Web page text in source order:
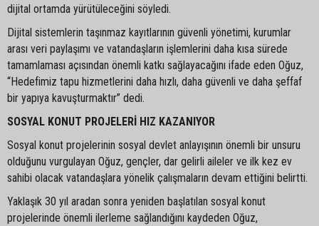
dijital ortamda yürütüleceğini söyledi.
Dijital sistemlerin taşınmaz kayıtlarının güvenli yönetimi, kurumlar
arası veri paylaşımı ve vatandaşların işlemlerini daha kısa sürede
tamamlaması açısından önemli katkı sağlayacağını ifade eden Oğuz,
“Hedefimiz tapu hizmetlerini daha hızlı, daha güvenli ve daha şeffaf
bir yapıya kavuşturmaktır” dedi.
SOSYAL KONUT PROJELERİ HIZ KAZANIYOR
Sosyal konut projelerinin sosyal devlet anlayışının önemli bir unsuru
olduğunu vurgulayan Oğuz, gençler, dar gelirli aileler ve ilk kez ev
sahibi olacak vatandaşlara yönelik çalışmaların devam ettiğini belirtti.
Yaklaşık 30 yıl aradan sonra yeniden başlatılan sosyal konut
projelerinde önemli ilerleme sağlandığını kaydeden Oğuz,